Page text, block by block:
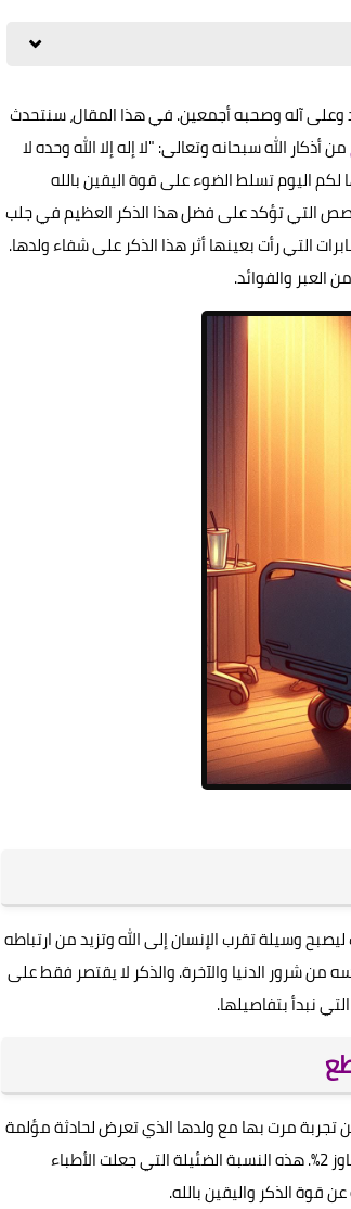
وعلى آله وصحبه أجمعين. في هذا المقال، سنتحدث
من أذكار الله سبحانه وتعالى: "لا إله إلا الله وحده لا
اليوم تسلط الضوء على قوة اليقين بالله
التي تؤكد على فضل هذا الذكر العظيم في جلب
التي رأت بعينها أثر هذا الذكر على شفاء ولدها.
والفوائد.
وسيلة تقرب الإنسان إلى الله وتزيد من ارتباطه
من شرور الدنيا والآخرة. والذكر لا يقتصر فقط على
نبدأ بتفاصيلها.
تجربة مرت بها مع ولدها الذي تعرض لحادثة مؤلمة
أدت إلى غيبوبته وتأكيد الأطباء بأنه في حالة موت دماغي، وأن نسبة شفاءه لا تتجاوز 2%. هذه النسبة الضئيلة التي جعلت الأطباء
الذكر واليقين بالله.